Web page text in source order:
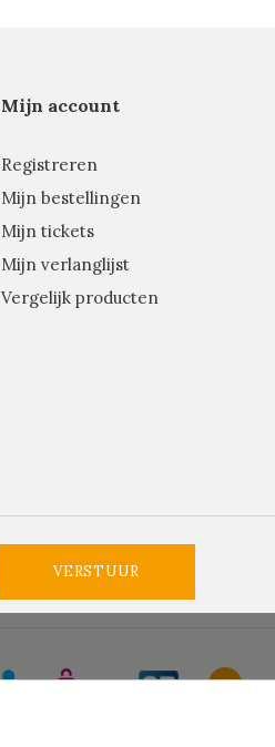
Mijn account
Registreren
Mijn bestellingen
Mijn tickets
Mijn verlanglijst
Vergelijk producten
VERSTUUR